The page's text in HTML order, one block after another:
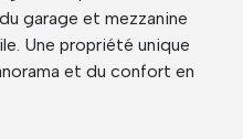
garage et mezzanine
Une propriété unique
et du confort en